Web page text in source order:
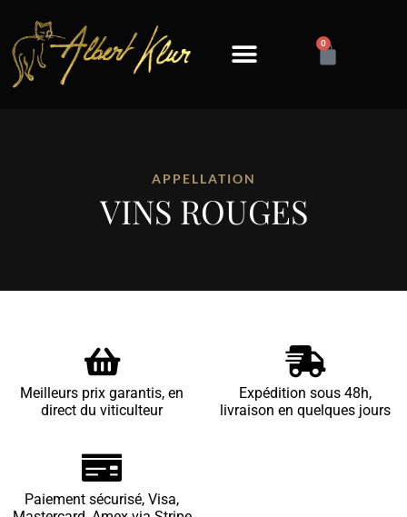
0
APPELLATION
VINS ROUGES
Meilleurs prix garantis, en
direct du viticulteur
Expédition sous 48h,
livraison en quelques jours
Paiement sécurisé, Visa,